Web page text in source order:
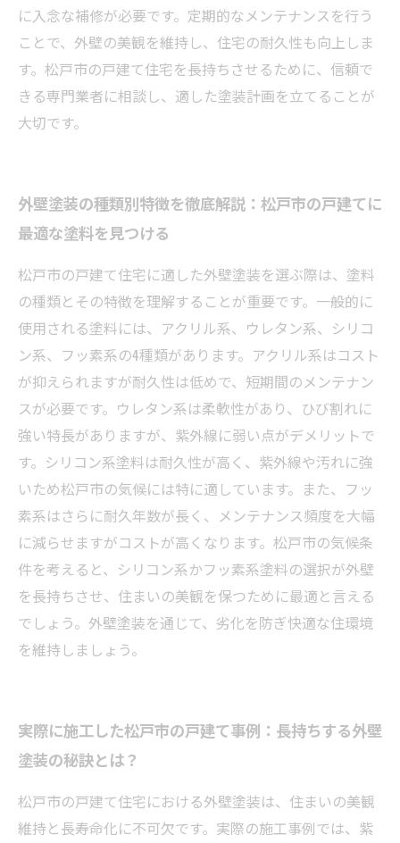
に入念な補修が必要です。定期的なメンテナンスを行う
ことで、外壁の美観を維持し、住宅の耐久性も向上しま
す。松戸市の戸建て住宅を長持ちさせるために、信頼で
きる専門業者に相談し、適した塗装計画を立てることが
大切です。
外壁塗装の種類別特徴を徹底解説：松戸市の戸建てに
最適な塗料を見つける
松戸市の戸建て住宅に適した外壁塗装を選ぶ際は、塗料
の種類とその特徴を理解することが重要です。一般的に
使用される塗料には、アクリル系、ウレタン系、シリコ
ン系、フッ素系の4種類があります。アクリル系はコスト
が抑えられますが耐久性は低めで、短期間のメンテナン
スが必要です。ウレタン系は柔軟性があり、ひび割れに
強い特長がありますが、紫外線に弱い点がデメリットで
す。シリコン系塗料は耐久性が高く、紫外線や汚れに強
いため松戸市の気候には特に適しています。また、フッ
素系はさらに耐久年数が長く、メンテナンス頻度を大幅
に減らせますがコストが高くなります。松戸市の気候条
件を考えると、シリコン系かフッ素系塗料の選択が外壁
を長持ちさせ、住まいの美観を保つために最適と言える
でしょう。外壁塗装を通じて、劣化を防ぎ快適な住環境
を維持しましょう。
実際に施工した松戸市の戸建て事例：長持ちする外壁
塗装の秘訣とは？
松戸市の戸建て住宅における外壁塗装は、住まいの美観
維持と長寿命化に不可欠です。実際の施工事例では、紫